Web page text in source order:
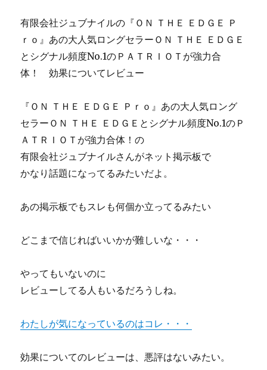
有限会社ジュブナイルの『ＯＮ ＴＨＥ ＥＤＧＥ Ｐ
ｒｏ』あの大人気ロングセラーＯＮ ＴＨＥ ＥＤＧＥ
とシグナル頻度No.1のＰＡＴＲＩＯＴが強力合
体！ 効果についてレビュー
『ＯＮ ＴＨＥ ＥＤＧＥ Ｐｒｏ』あの大人気ロング
セラーＯＮ ＴＨＥ ＥＤＧＥとシグナル頻度No.1のＰ
ＡＴＲＩＯＴが強力合体！の
有限会社ジュブナイルさんがネット掲示板で
かなり話題になってるみたいだよ。
あの掲示板でもスレも何個か立ってるみたい
どこまで信じればいいかが難しいな・・・
やってもいないのに
レビューしてる人もいるだろうしね。
わたしが気になっているのはコレ・・・
効果についてのレビューは、悪評はないみたい。